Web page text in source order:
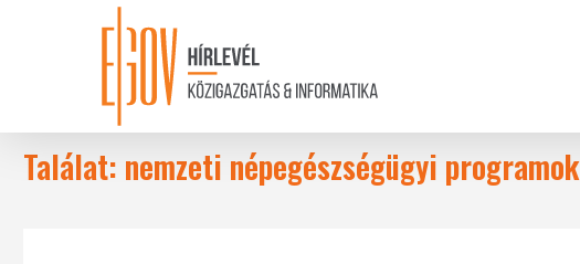
Találat: nemzeti népegészségügyi programok